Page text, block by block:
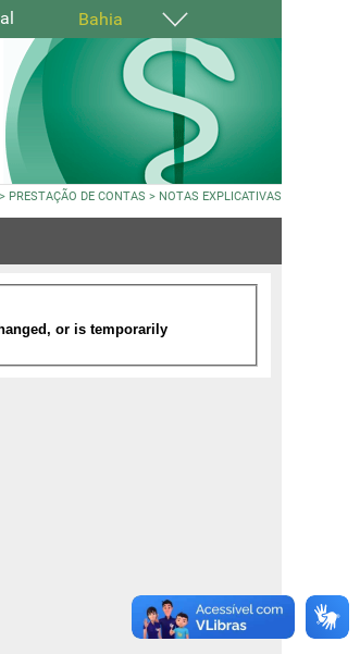
Bahia
> PRESTAÇÃO DE CONTAS > NOTAS EXPLICATIVAS